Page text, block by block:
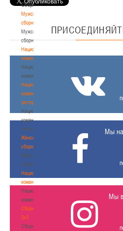
Сборные
Мужские
сборные
Мужские
сборные
Национальная
команда
Национальная
команда
Национальная
команда
(история)
Национальная
команда
(история)
Женские
сборные
Женские
сборные
Национальная
команда
Национальная
команда
Сборные
3х3
Сборные
Мы
Мы